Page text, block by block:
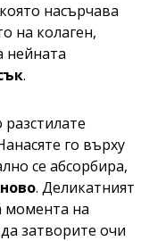
насърчава
на колаген,
нейната
.
го върху
се абсорбира,
. Деликатният
момента на
затворите очи